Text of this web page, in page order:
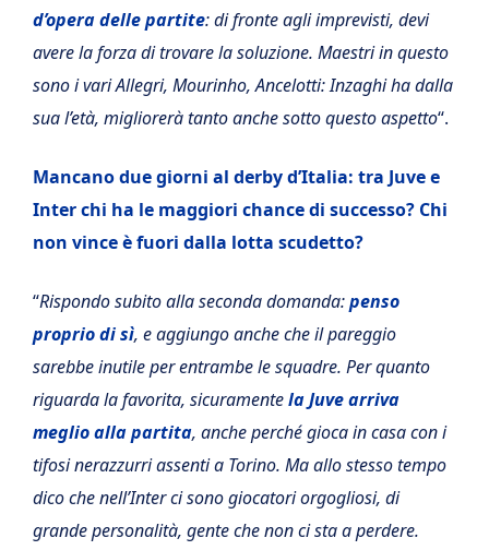
d’opera delle partite: di fronte agli imprevisti, devi
avere la forza di trovare la soluzione. Maestri in questo
sono i vari Allegri, Mourinho, Ancelotti: Inzaghi ha dalla
sua l’età, migliorerà tanto anche sotto questo aspetto“.
Mancano due giorni al derby d’Italia: tra Juve e
Inter chi ha le maggiori chance di successo? Chi
non vince è fuori dalla lotta scudetto?
“Rispondo subito alla seconda domanda:penso
proprio di sì, e aggiungo anche che il pareggio
sarebbe inutile per entrambe le squadre. Per quanto
riguarda la favorita, sicuramentela Juve arriva
meglio alla partita, anche perché gioca in casa con i
tifosi nerazzurri assenti a Torino. Ma allo stesso tempo
dico che nell’Inter ci sono giocatori orgogliosi, di
grande personalità, gente che non ci sta a perdere.